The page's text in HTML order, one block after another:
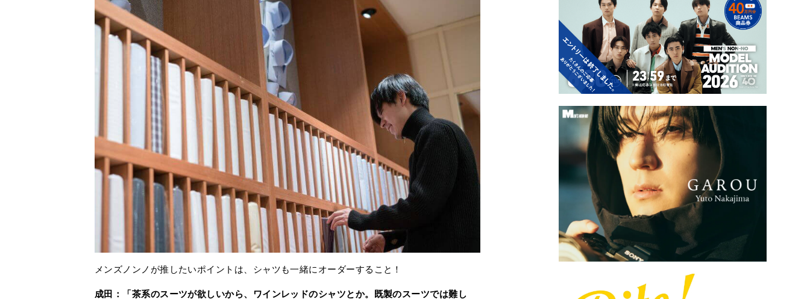
メンズノンノが推したいポイントは、シャツも一緒にオーダーすること！
成田：「茶系のスーツが欲しいから、ワインレッドのシャツとか。既製のスーツでは難し